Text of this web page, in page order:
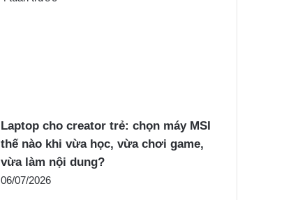
Laptop cho creator trẻ: chọn máy MSI
thế nào khi vừa học, vừa chơi game,
vừa làm nội dung?
06/07/2026